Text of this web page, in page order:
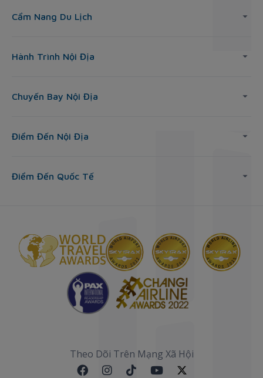
Cẩm Nang Du Lịch
Hành Trình Nội Địa
Chuyến Bay Nội Địa
Điểm Đến Nội Địa
Điểm Đến Quốc Tế
Theo Dõi Trên Mạng Xã Hội